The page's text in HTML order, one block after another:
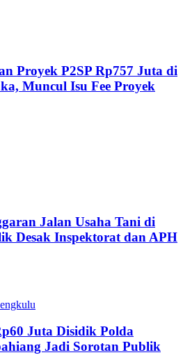
Proyek P2SP Rp757 Juta di
Muncul Isu Fee Proyek
Jalan Usaha Tani di
Desak Inspektorat dan APH
Juta Disidik Polda
Jadi Sorotan Publik